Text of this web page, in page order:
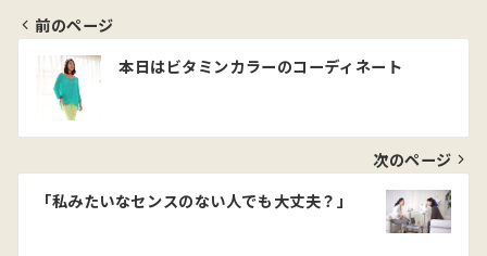
投
ナ
ビ
前のページ
本日はビタミンカラーのコーディネート
次のページ
「私みたいなセンスのない人でも大丈夫？」